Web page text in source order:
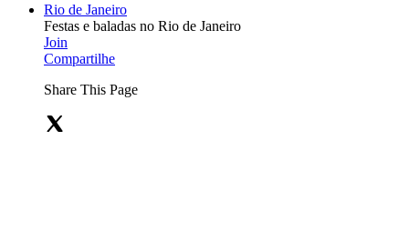
Rio de Janeiro
Festas e baladas no Rio de Janeiro
Join
Compartilhe
Share This Page